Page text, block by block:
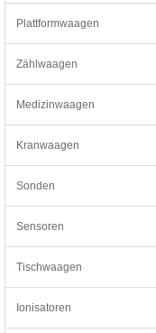
Plattformwaagen
Zählwaagen
Medizinwaagen
Kranwaagen
Sonden
Sensoren
Tischwaagen
Ionisatoren